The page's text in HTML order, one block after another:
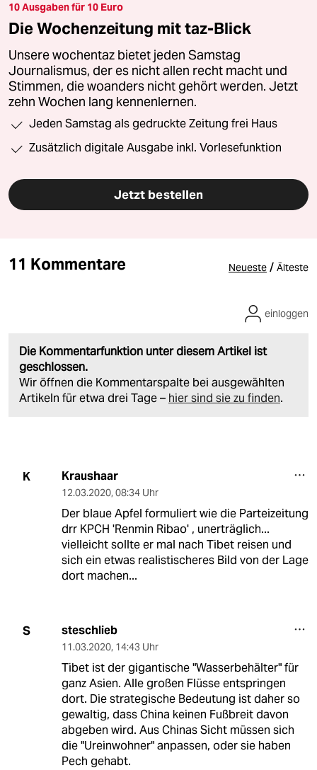
10 Ausgaben für 10 Euro
Die Wochenzeitung mit taz-Blick
Unsere wochentaz bietet jeden Samstag
Journalismus, der es nicht allen recht macht und
Stimmen, die woanders nicht gehört werden. Jetzt
zehn Wochen lang kennenlernen.
Jeden Samstag als gedruckte Zeitung frei Haus
Zusätzlich digitale Ausgabe inkl. Vorlesefunktion
Jetzt bestellen
11 Kommentare Neueste / Älteste
Die Kommentarfunktion unter diesem Artikel ist
geschlossen.
Wir öffnen die Kommentarspalte bei ausgewählten
Artikeln für etwa drei Tage – hier sind sie zu finden.
einloggen
K Kraushaar
12.03.2020, 08:34 Uhr
Der blaue Apfel formuliert wie die Parteizeitung
drr KPCH 'Renmin Ribao' , unerträglich...
vielleicht sollte er mal nach Tibet reisen und
sich ein etwas realistischeres Bild von der Lage
dort machen...
S steschlieb
11.03.2020, 14:43 Uhr
Tibet ist der gigantische "Wasserbehälter" für
ganz Asien. Alle großen Flüsse entspringen
dort. Die strategische Bedeutung ist daher so
gewaltig, dass China keinen Fußbreit davon
abgeben wird. Aus Chinas Sicht müssen sich
die "Ureinwohner" anpassen, oder sie haben
Pech gehabt.